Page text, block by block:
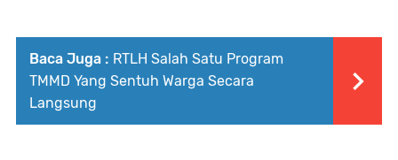
Baca Juga : RTLH Salah Satu Program
TMMD Yang Sentuh Warga Secara
Langsung